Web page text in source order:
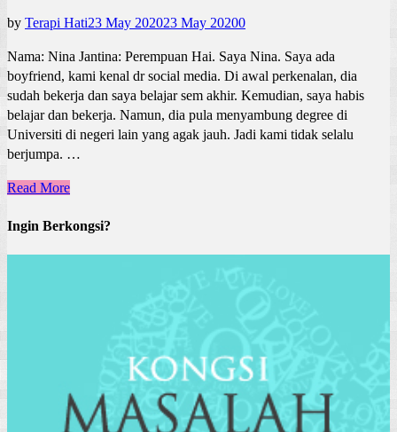
by Terapi Hati23 May 202023 May 20200
Nama: Nina Jantina: Perempuan Hai. Saya Nina. Saya ada
boyfriend, kami kenal dr social media. Di awal perkenalan, dia
sudah bekerja dan saya belajar sem akhir. Kemudian, saya habis
belajar dan bekerja. Namun, dia pula menyambung degree di
Universiti di negeri lain yang agak jauh. Jadi kami tidak selalu
berjumpa. …
Read More
Ingin Berkongsi?